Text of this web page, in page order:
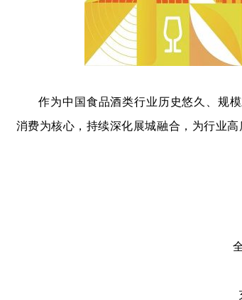
作为中国食品酒类行业历史悠久、规
消费为核心，持续深化展城融合，为行业高